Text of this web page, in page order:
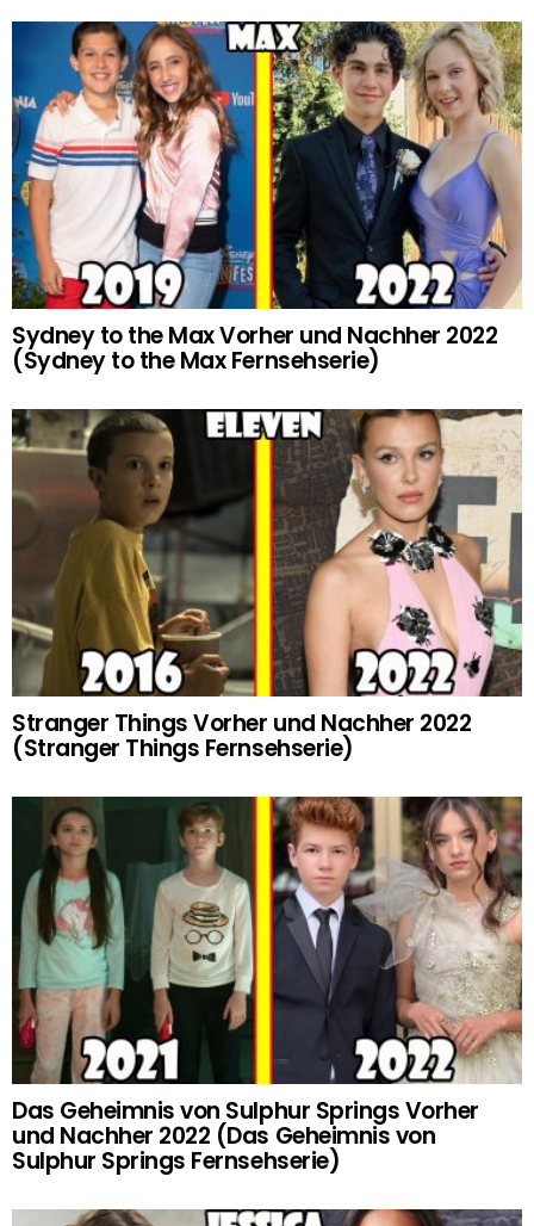
Sydney to the Max Vorher und Nachher 2022
(Sydney to the Max Fernsehserie)
Stranger Things Vorher und Nachher 2022
(Stranger Things Fernsehserie)
Das Geheimnis von Sulphur Springs Vorher
und Nachher 2022 (Das Geheimnis von
Sulphur Springs Fernsehserie)